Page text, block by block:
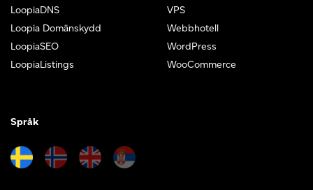
LoopiaDNS
Loopia Domänskydd
LoopiaSEO
LoopiaListings
VPS
Webbhotell
WordPress
WooCommerce
Språk